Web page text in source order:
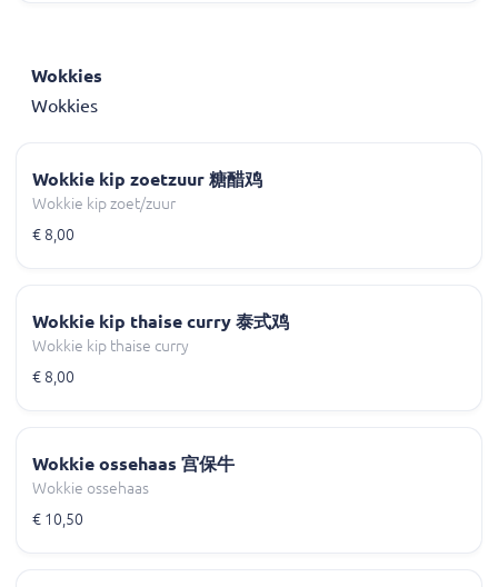
Wokkies
Wokkies
Wokkie kip zoetzuur 糖醋鸡
Wokkie kip zoet/zuur
€ 8,00
Wokkie kip thaise curry 泰式鸡
Wokkie kip thaise curry
€ 8,00
Wokkie ossehaas 宫保牛
Wokkie ossehaas
€ 10,50